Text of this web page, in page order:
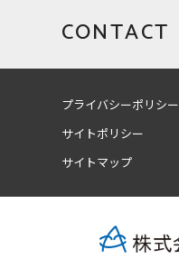
CONTACT
プライバシーポリシー
サイトポリシー
サイトマップ